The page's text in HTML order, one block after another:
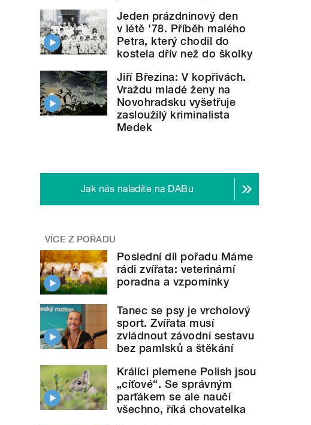
Jeden prázdninový den
v létě '78. Příběh malého
Petra, který chodil do
kostela dřív než do školky
Jiří Březina: V kopřivách.
Vraždu mladé ženy na
Novohradsku vyšetřuje
zasloužilý kriminalista
Medek
Jak nás naladíte na DABu
VÍCE Z POŘADU
Poslední díl pořadu Máme
rádi zvířata: veterinární
poradna a vzpomínky
Tanec se psy je vrcholový
sport. Zvířata musí
zvládnout závodní sestavu
bez pamlsků a štěkání
Králíci plemene Polish jsou
„cíťové“. Se správným
parťákem se ale naučí
všechno, říká chovatelka